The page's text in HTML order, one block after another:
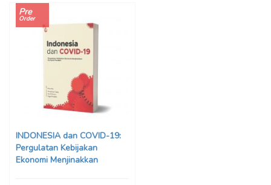
Pre
Order
INDONESIA dan COVID-19:
Pergulatan Kebijakan
Ekonomi Menjinakkan